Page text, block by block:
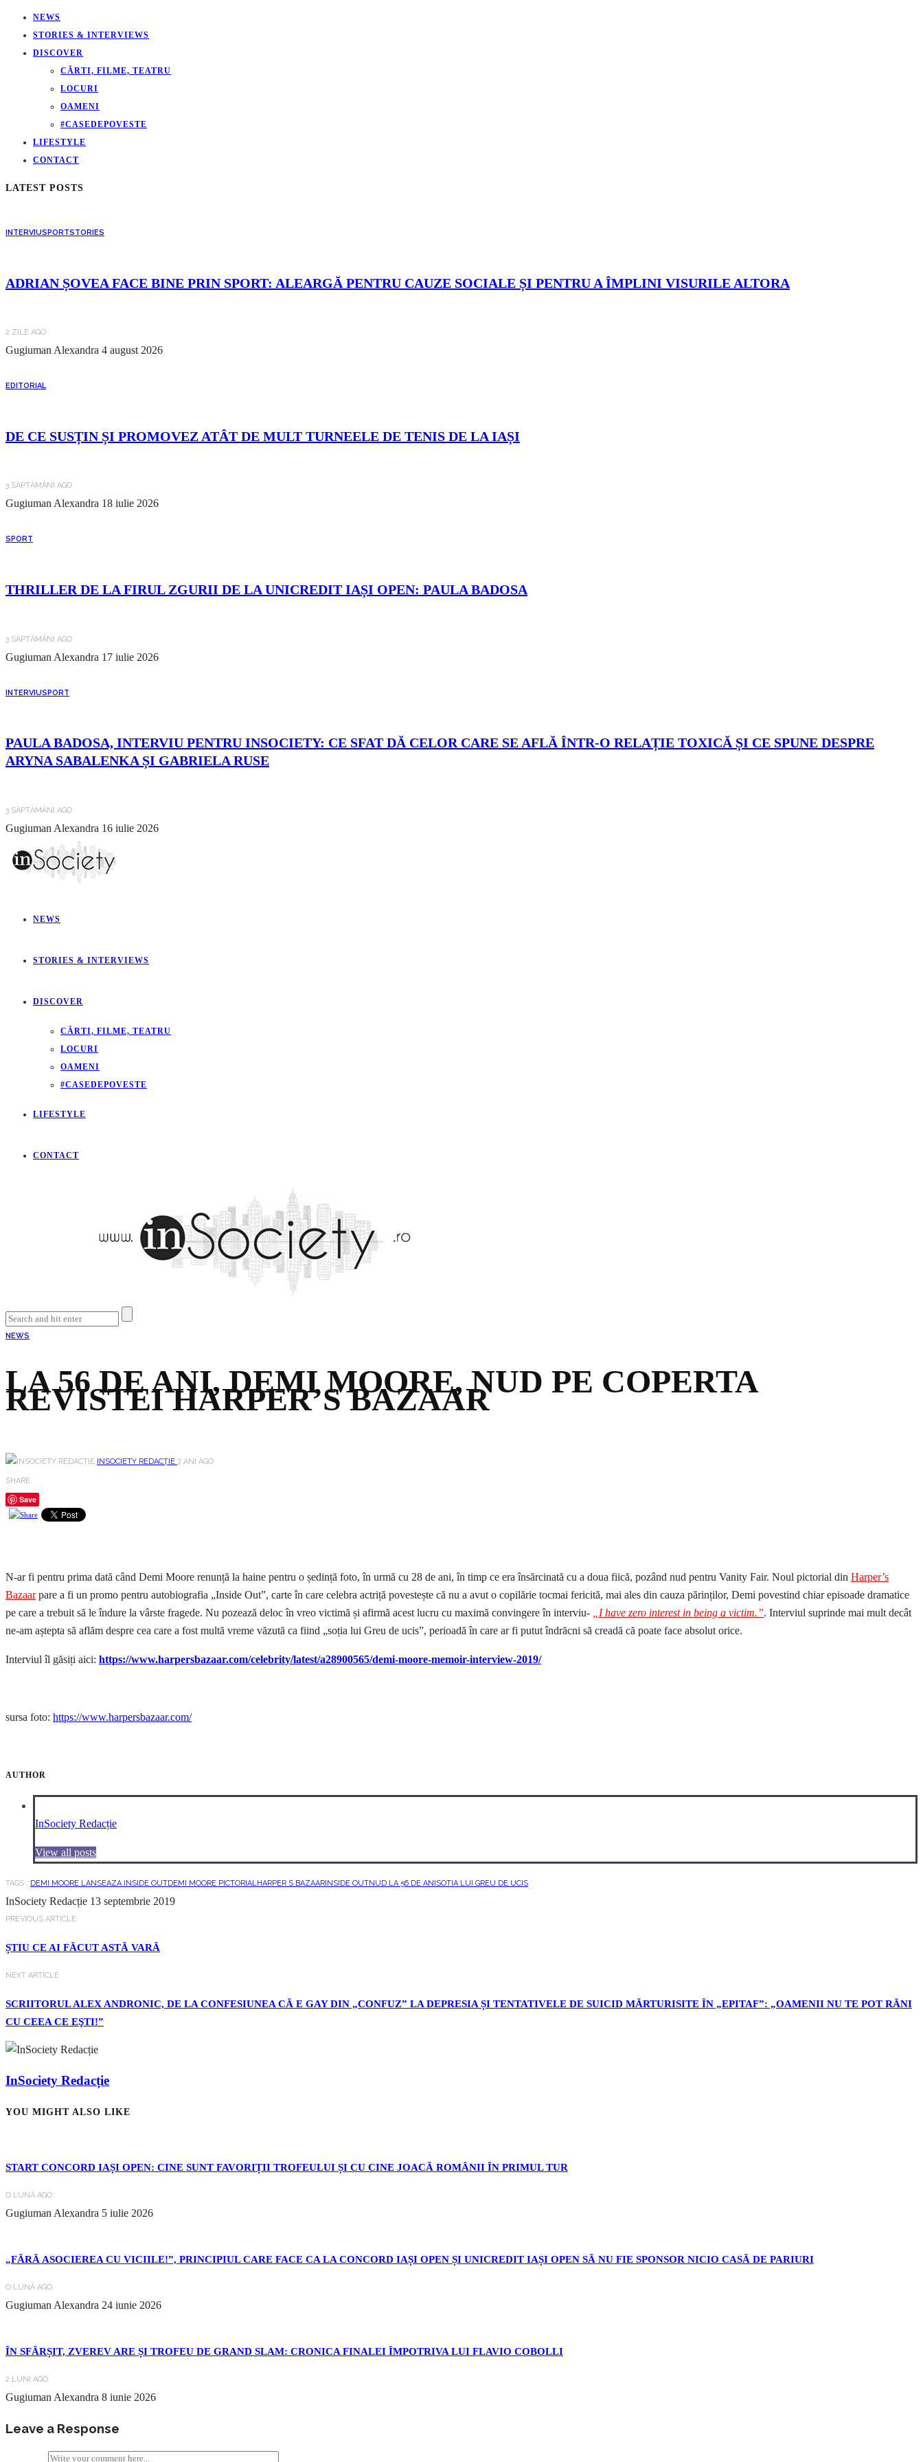
NEWS
STORIES & INTERVIEWS
DISCOVER
CĂRTI, FILME, TEATRU
LOCURI
OAMENI
#CASEDEPOVESTE
LIFESTYLE
CONTACT
LATEST POSTS
INTERVIUSPORTSTORIES
ADRIAN ȘOVEA FACE BINE PRIN SPORT: ALEARGĂ PENTRU CAUZE SOCIALE ȘI PENTRU A ÎMPLINI VISURILE ALTORA
2 ZILE AGO
Gugiuman Alexandra 4 august 2026
EDITORIAL
DE CE SUSȚIN ȘI PROMOVEZ ATÂT DE MULT TURNEELE DE TENIS DE LA IAȘI
3 SĂPTĂMÂNI AGO
Gugiuman Alexandra 18 iulie 2026
SPORT
THRILLER DE LA FIRUL ZGURII DE LA UNICREDIT IAȘI OPEN: PAULA BADOSA
3 SĂPTĂMÂNI AGO
Gugiuman Alexandra 17 iulie 2026
INTERVIUSPORT
PAULA BADOSA, INTERVIU PENTRU INSOCIETY: CE SFAT DĂ CELOR CARE SE AFLĂ ÎNTR-O RELAȚIE TOXICĂ ȘI CE SPUNE DESPRE
ARYNA SABALENKA ȘI GABRIELA RUSE
3 SĂPTĂMÂNI AGO
Gugiuman Alexandra 16 iulie 2026
NEWS
STORIES & INTERVIEWS
DISCOVER
CĂRTI, FILME, TEATRU
LOCURI
OAMENI
#CASEDEPOVESTE
LIFESTYLE
CONTACT
NEWS
LA 56 DE ANI, DEMI MOORE, NUD PE COPERTA
REVISTEI HARPER’S BAZAAR
INSOCIETY REDACȚIE 7 ANI AGO
SHARE
Save
N-ar fi pentru prima dată când Demi Moore renunță la haine pentru o ședință foto, în urmă cu 28 de ani, în timp ce era însărcinată cu a doua fiică, pozând nud pentru Vanity Fair. Noul pictorial din Harper’s
Bazaarpare a fi un promo pentru autobiografia „Inside Out”, carte în care celebra actriță povestește că nu a avut o copilărie tocmai fericită, mai ales din cauza părinților, Demi povestind chiar episoade dramatice
pe care a trebuit să le îndure la vârste fragede. Nu pozează deloc în vreo victimă și afirmă acest lucru cu maximă convingere în interviu- „I have zero interest in being a victim.”. Interviul suprinde mai mult decât
ne-am aștepta să aflăm despre cea care a fost multă vreme văzută ca fiind „soția lui Greu de ucis”, perioadă în care ar fi putut îndrăcni să creadă că poate face absolut orice.
Interviul îl găsiți aici: https://www.harpersbazaar.com/celebrity/latest/a28900565/demi-moore-memoir-interview-2019/
sursa foto: https://www.harpersbazaar.com/
AUTHOR
InSociety Redacție
View all posts
TAGS : DEMI MOORE LANSEAZA INSIDE OUTDEMI MOORE PICTORIALHARPER S BAZAAR INSIDE OUTNUD LA 56 DE ANI SOTIA LUI GREU DE UCIS
InSociety Redacție 13 septembrie 2019
PREVIOUS ARTICLE
ȘTIU CE AI FĂCUT ASTĂ VARĂ
NEXT ARTICLE
SCRIITORUL ALEX ANDRONIC, DE LA CONFESIUNEA CĂ E GAY DIN „CONFUZ” LA DEPRESIA ȘI TENTATIVELE DE SUICID MĂRTURISITE ÎN „EPITAF”: „OAMENII NU TE POT RĂNI
CU CEEA CE EŞTI!”
InSociety Redacție
YOU MIGHT ALSO LIKE
START CONCORD IAȘI OPEN: CINE SUNT FAVORIȚII TROFEULUI ȘI CU CINE JOACĂ ROMÂNII ÎN PRIMUL TUR
O LUNĂ AGO
Gugiuman Alexandra 5 iulie 2026
„FĂRĂ ASOCIEREA CU VICIILE!”, PRINCIPIUL CARE FACE CA LA CONCORD IAȘI OPEN ȘI UNICREDIT IAȘI OPEN SĂ NU FIE SPONSOR NICIO CASĂ DE PARIURI
O LUNĂ AGO
Gugiuman Alexandra 24 iunie 2026
ÎN SFÂRȘIT, ZVEREV ARE ȘI TROFEU DE GRAND SLAM: CRONICA FINALEI ÎMPOTRIVA LUI FLAVIO COBOLLI
2 LUNI AGO
Gugiuman Alexandra 8 iunie 2026
Leave a Response